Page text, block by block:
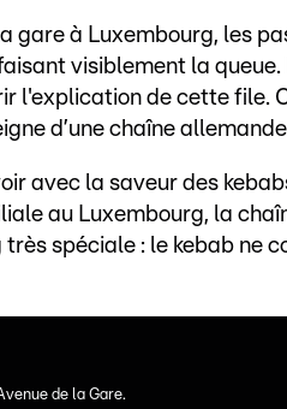
gare à Luxembourg, les
visiblement la
l'explication de cette file.
d’une chaîne
avec la saveur des
au Luxembourg, la
spéciale : le kebab ne
de la Gare.